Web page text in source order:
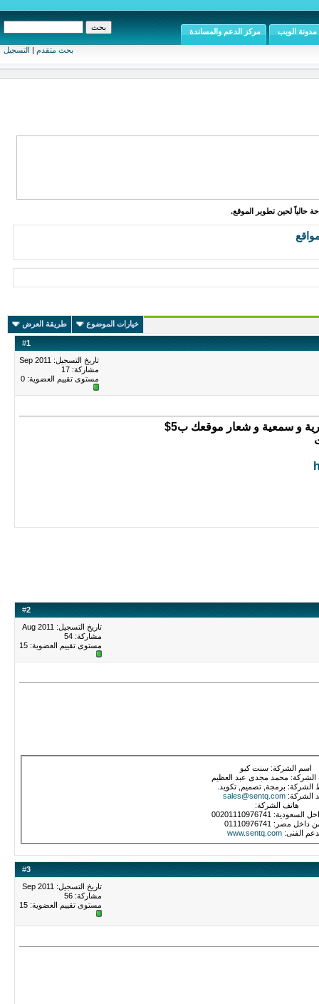
بحث متقدم | التسجيل
مدونة الويب مركز الدعم والمساندة
حالياً لحين تطوير الموقع.
خيارات الموضوع طريقة العرض
#1
تاريخ التسجيل: Sep 2011
مشاركة: 17
مستوى تقييم العضوية: 0
و سمعية و شعار موقعك ب5$
#2
تاريخ التسجيل: Aug 2011
مشاركة: 54
مستوى تقييم العضوية: 15
اسم الشركة: سنت كيو
محمد مجدى عبد العظيم
الشركة: برمجة, تصميم, تكويد.
الشركة: sales@sentq.com
هاتف الشركة:
00201110976741
مصر: 01110976741
الفنى: www.sentq.com
#3
تاريخ التسجيل: Sep 2011
مشاركة: 56
مستوى تقييم العضوية: 15